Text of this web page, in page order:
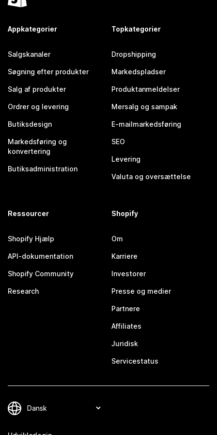
Appkategorier
Salgskanaler
Søgning efter produkter
Salg af produkter
Ordrer og levering
Butiksdesign
Markedsføring og
konvertering
Butiksadministration
Topkategorier
Dropshipping
Markedspladser
Produktanmeldelser
Mersalg og sampak
E-mailmarkedsføring
SEO
Levering
Valuta og oversættelse
Ressourcer
Shopify Hjælp
API-dokumentation
Shopify Community
Research
Shopify
Om
Karriere
Investorer
Presse og medier
Partnere
Affiliates
Juridisk
Servicestatus